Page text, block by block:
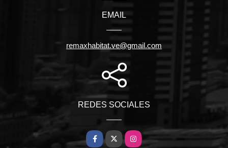
EMAIL
remaxhabitat.ve@gmail.com
REDES SOCIALES
Facebook
X Instagram